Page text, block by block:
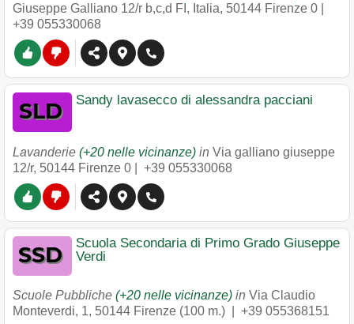
Giuseppe Galliano 12/r b,c,d FI, Italia, 50144 Firenze 0 |
+39 055330068
Sandy lavasecco di alessandra pacciani
Lavanderie (+20 nelle vicinanze) in Via galliano giuseppe
12/r, 50144 Firenze 0 | +39 055330068
Scuola Secondaria di Primo Grado Giuseppe
Verdi
Scuole Pubbliche (+20 nelle vicinanze) in Via Claudio
Monteverdi, 1, 50144 Firenze (100 m.) | +39 055368151